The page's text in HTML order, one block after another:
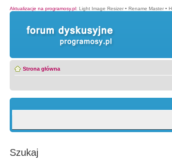
Aktualizacje na programosy.pl: Light Image Resizer • Rename Master •
Strona główna
Szukaj